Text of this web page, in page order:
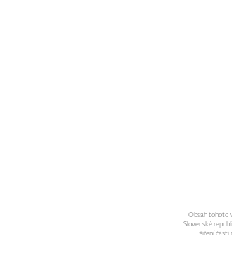
Obsah tohoto
Slovenské
šíření části